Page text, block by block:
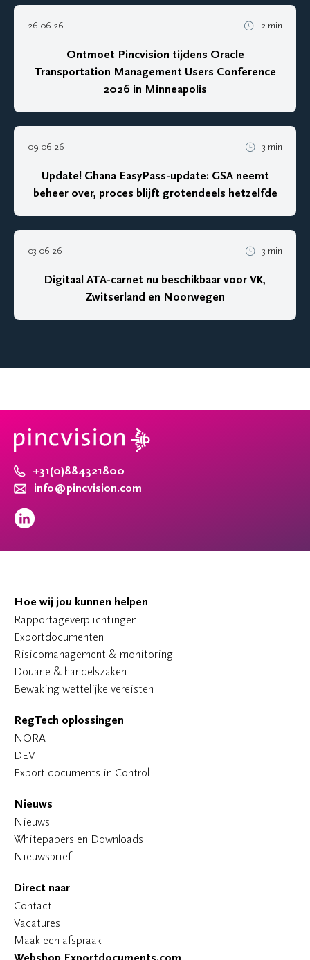
26 06 26 2 min
Ontmoet Pincvision tijdens Oracle
Transportation Management Users Conference
2026 in Minneapolis
09 06 26 3 min
Update! Ghana EasyPass-update: GSA neemt
beheer over, proces blijft grotendeels hetzelfde
03 06 26 3 min
Digitaal ATA-carnet nu beschikbaar voor VK,
Zwitserland en Noorwegen
+31(0)884321800
info@pincvision.com
Hoe wij jou kunnen helpen
Rapportageverplichtingen
Exportdocumenten
Risicomanagement & monitoring
Douane & handelszaken
Bewaking wettelijke vereisten
RegTech oplossingen
NORA
DEVI
Export documents in Control
Nieuws
Nieuws
Whitepapers en Downloads
Nieuwsbrief
Direct naar
Contact
Vacatures
Maak een afspraak